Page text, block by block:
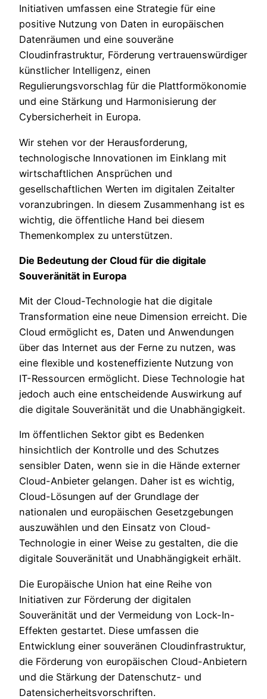
Initiativen umfassen eine Strategie für eine
positive Nutzung von Daten in europäischen
Datenräumen und eine souveräne
Cloudinfrastruktur, Förderung vertrauenswürdiger
künstlicher Intelligenz, einen
Regulierungsvorschlag für die Plattformökonomie
und eine Stärkung und Harmonisierung der
Cybersicherheit in Europa.
Wir stehen vor der Herausforderung,
technologische Innovationen im Einklang mit
wirtschaftlichen Ansprüchen und
gesellschaftlichen Werten im digitalen Zeitalter
voranzubringen. In diesem Zusammenhang ist es
wichtig, die öffentliche Hand bei diesem
Themenkomplex zu unterstützen.
Die Bedeutung der Cloud für die digitale
Souveränität in Europa
Mit der Cloud-Technologie hat die digitale
Transformation eine neue Dimension erreicht. Die
Cloud ermöglicht es, Daten und Anwendungen
über das Internet aus der Ferne zu nutzen, was
eine flexible und kosteneffiziente Nutzung von
IT-Ressourcen ermöglicht. Diese Technologie hat
jedoch auch eine entscheidende Auswirkung auf
die digitale Souveränität und die Unabhängigkeit.
Im öffentlichen Sektor gibt es Bedenken
hinsichtlich der Kontrolle und des Schutzes
sensibler Daten, wenn sie in die Hände externer
Cloud-Anbieter gelangen. Daher ist es wichtig,
Cloud-Lösungen auf der Grundlage der
nationalen und europäischen Gesetzgebungen
auszuwählen und den Einsatz von Cloud-
Technologie in einer Weise zu gestalten, die die
digitale Souveränität und Unabhängigkeit erhält.
Die Europäische Union hat eine Reihe von
Initiativen zur Förderung der digitalen
Souveränität und der Vermeidung von Lock-In-
Effekten gestartet. Diese umfassen die
Entwicklung einer souveränen Cloudinfrastruktur,
die Förderung von europäischen Cloud-Anbietern
und die Stärkung der Datenschutz- und
Datensicherheitsvorschriften.